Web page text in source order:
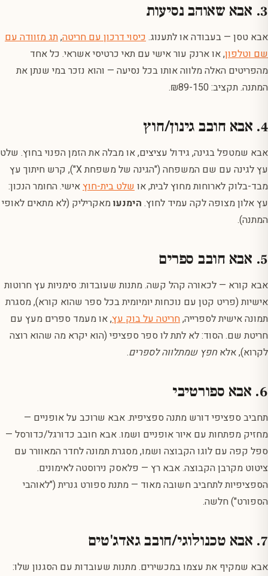
3. אבא שאוהב נסיעות
אבא טסן — בעבודה או לתענוג.כיסוי דרכון עם חריטה,תג מזוודה עם
שם וטלפון, או ארנק עור אישי עם תאי כרטיסי אשראי. כל אחד
מהפריטים האלה מלווה אותו בכל נסיעה — והוא נזכר במי שנתן את
המתנה. תקציב: ₪89-150.
4. אבא חובב גינון/חוץ
אבא שמטפל בגינה, גידול עציצים, או מבלה את הזמן הפנוי בחוץ. שלט
עץ לגינה עם שם המשפחה ("הגינה של משפחת X"), קרש חיתוך עץ
מבד-בלוק לארוחות מחוץ לבית, אושלט בית-חוץאישי. החומר הנכון:
עץ אלון מצופה לקה עמיד לחוץ. הימנעומאקריליק (לא מתאים לאופי
המתנה).
5. אבא חובב ספרים
אבא קורא — לכאורה קהל קשה. מתנות שעובדות: סימניות עץ חרוטות
אישיות (פריט קטן עם נוכחות יומיומית בכל ספר שהוא קורא), מסגרת
תמונה אישית לספרייה,חריטה על בוק עץ, או מעמד ספרים מעץ עם
חריטת שם. הסוד: לא לתת לו ספר ספציפי (הוא יקרא מה שהוא רוצה
לקרוא), אלא חפץ שמתלווה לספרים.
6. אבא ספורטיבי
תחביב ספציפי דורש מתנה ספציפית. אבא שרוכב על אופניים —
מחזיק מפתחות עם איור אופניים ושמו. אבא חובב כדורגל/כדורסל —
ספל קפה עם לוגו הקבוצה ושמו, מסגרת תמונה לחדר המאוורר עם
ציטוט מקרבן הקבוצה. אבא רץ — פלאסק נירוסטה לאימונים.
הספציפיות לתחביב חשובה מאוד — מתנת ספורט גנרית ("לאוהבי
הספורט") חלשה.
7. אבא טכנולוגי/חובב גאדג'טים
אבא שמקיף את עצמו במכשירים. מתנות שעובדות עם הסגנון שלו: